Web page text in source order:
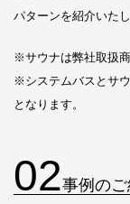
パターンを紹介いたし
※サウナは弊社取扱
※システムバスとサ
となります。
02事例の